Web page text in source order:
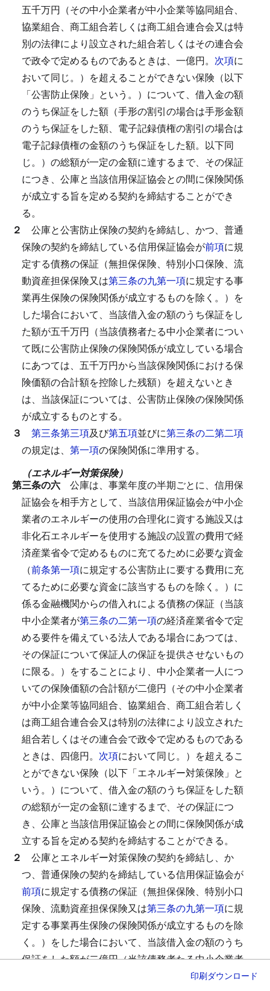
五千万円（その中小企業者が中小企業等協同組合、
協業組合、商工組合若しくは商工組合連合会又は特
別の法律により設立された組合若しくはその連合会
で政令で定めるものであるときは、一億円。 次項に
おいて同じ。）を超えることができない保険（以下
「公害防止保険」という。）について、借入金の額
のうち保証をした額（手形の割引の場合は手形金額
のうち保証をした額、電子記録債権の割引の場合は
電子記録債権の金額のうち保証をした額。以下同
じ。）の総額が一定の金額に達するまで、その保証
につき、公庫と当該信用保証協会との間に保険関係
が成立する旨を定める契約を締結することができ
る。
２ 公庫と公害防止保険の契約を締結し、かつ、普通
保険の契約を締結している信用保証協会が前項に規
定する債務の保証（無担保保険、特別小口保険、流
動資産担保保険又は第三条の九第一項に規定する事
業再生保険の保険関係が成立するものを除く。）を
した場合において、当該借入金の額のうち保証をし
た額が五千万円（当該債務者たる中小企業者につい
て既に公害防止保険の保険関係が成立している場合
にあつては、五千万円から当該保険関係における保
険価額の合計額を控除した残額）を超えないとき
は、当該保証については、公害防止保険の保険関係
が成立するものとする。
３ 第三条第三項及び第五項並びに第三条の二第二項
の規定は、 第一項の保険関係に準用する。
（エネルギー対策保険）
第三条の六 公庫は、事業年度の半期ごとに、信用保
証協会を相手方として、当該信用保証協会が中小企
業者のエネルギーの使用の合理化に資する施設又は
非化石エネルギーを使用する施設の設置の費用で経
済産業省令で定めるものに充てるために必要な資金
（前条第一項に規定する公害防止に要する費用に充
てるために必要な資金に該当するものを除く。）に
係る金融機関からの借入れによる債務の保証（当該
中小企業者が第三条の二第一項の経済産業省令で定
める要件を備えている法人である場合にあつては、
その保証について保証人の保証を提供させないもの
に限る。）をすることにより、中小企業者一人につ
いての保険価額の合計額が二億円（その中小企業者
が中小企業等協同組合、協業組合、商工組合若しく
は商工組合連合会又は特別の法律により設立された
組合若しくはその連合会で政令で定めるものである
ときは、四億円。 次項において同じ。）を超えるこ
とができない保険（以下「エネルギー対策保険」と
いう。）について、借入金の額のうち保証をした額
の総額が一定の金額に達するまで、その保証につ
き、公庫と当該信用保証協会との間に保険関係が成
立する旨を定める契約を締結することができる。
２ 公庫とエネルギー対策保険の契約を締結し、か
つ、普通保険の契約を締結している信用保証協会が
前項に規定する債務の保証（無担保保険、特別小口
保険、流動資産担保保険又は第三条の九第一項に規
定する事業再生保険の保険関係が成立するものを除
く。）をした場合において、当該借入金の額のうち
保証をした額が二億円（当該債務者たる中小企業者
について既にエネルギー対策保険の保険関係が成立
印刷ダウンロード